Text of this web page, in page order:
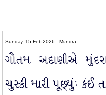
Sunday, 15-Feb-2026 - Mundra
ગૌતમ અદાણીએ
ચુસ્કી મારી પૂછ્યુંઃ કંઈ